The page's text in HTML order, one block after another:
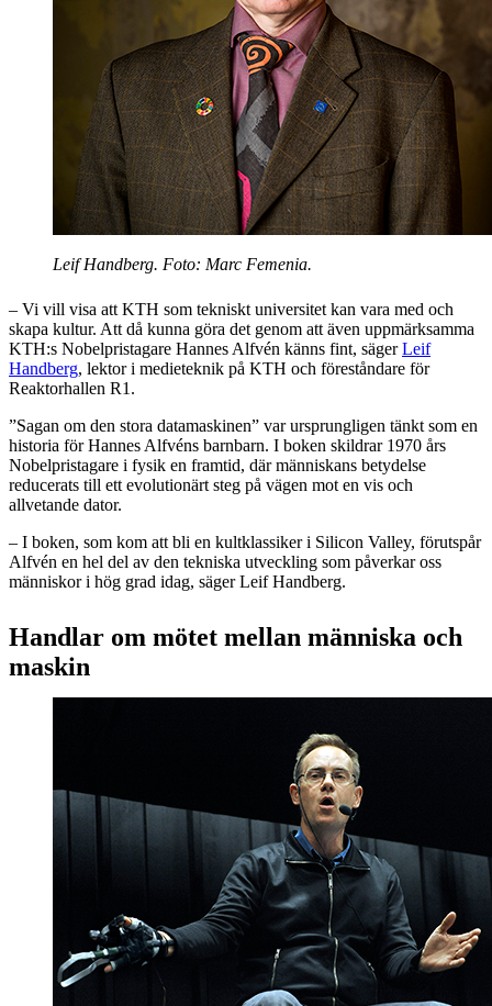
Leif Handberg. Foto: Marc Femenia.
– Vi vill visa att KTH som tekniskt universitet kan vara med och
skapa kultur. Att då kunna göra det genom att även uppmärksamma
KTH:s Nobelpristagare Hannes Alfvén känns fint, sägerLeif
Handberg, lektor i medieteknik på KTH och föreståndare för
Reaktorhallen R1.
”Sagan om den stora datamaskinen” var ursprungligen tänkt som en
historia för Hannes Alfvéns barnbarn. I boken skildrar 1970 års
Nobelpristagare i fysik en framtid, där människans betydelse
reducerats till ett evolutionärt steg på vägen mot en vis och
allvetande dator.
– I boken, som kom att bli en kultklassiker i Silicon Valley, förutspår
Alfvén en hel del av den tekniska utveckling som påverkar oss
människor i hög grad idag, säger Leif Handberg.
Handlar om mötet mellan människa och
maskin